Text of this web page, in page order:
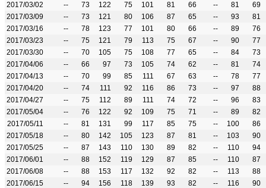
2017/03/02
-- 73 122 75 101 81 66 -- 81
69
2017/03/09
-- 73 121 80 106 87 65 -- 93
81
2017/03/16
-- 78 123 77 101 80 66 -- 89
76
2017/03/23
-- 75 121 79 113 75 67 -- 90
77
2017/03/30
-- 70 105 75 108 77 65 -- 84
73
2017/04/06
-- 66 97 73 105 74 62 -- 81
74
2017/04/13
-- 70 99 85 111 67 63 -- 78
77
2017/04/20
-- 74 111 92 116 86 73 -- 97
88
2017/04/27
-- 75 112 89 111 74 72 -- 96
83
2017/05/04
-- 76 122 92 109 75 71 -- 89
82
2017/05/11
-- 81 131 99 117 85 75 -- 100
86
2017/05/18
-- 80 142 105 123 87 81 -- 103
90
2017/05/25
-- 87 143 110 130 89 82 -- 110
94
2017/06/01
-- 88 152 119 129 87 85 -- 110
87
2017/06/08
-- 88 153 117 132 92 82 -- 113
88
2017/06/15
-- 94 156 118 139 93 82 -- 116
90